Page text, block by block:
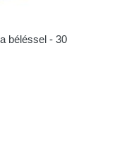
béléssel - 30